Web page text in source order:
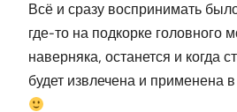
Всё и сразу воспринимать
где-то на подкорке головного
наверняка, останется и когда
будет извлечена и применена